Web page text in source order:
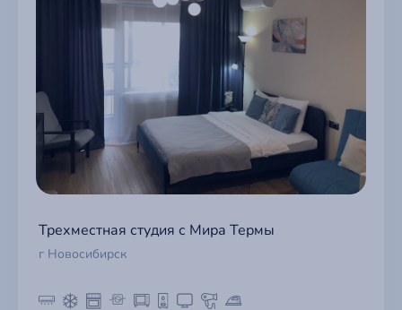
Трехместная студия с Мира Термы
г Новосибирск